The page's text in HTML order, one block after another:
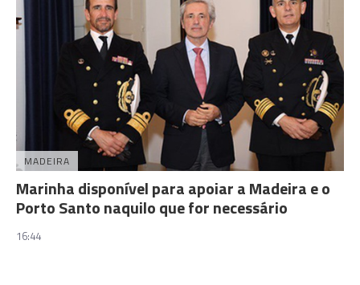
MADEIRA
Marinha disponível para apoiar a Madeira e o
Porto Santo naquilo que for necessário
16:44